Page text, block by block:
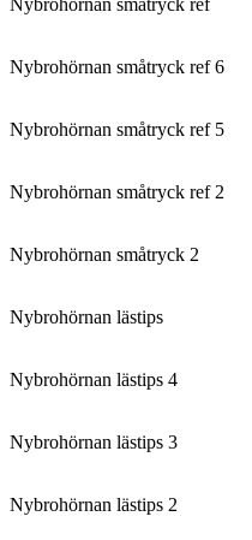
Nybrohörnan småtryck ref 6
Nybrohörnan småtryck ref 5
Nybrohörnan småtryck ref 2
Nybrohörnan småtryck 2
Nybrohörnan lästips
Nybrohörnan lästips 4
Nybrohörnan lästips 3
Nybrohörnan lästips 2